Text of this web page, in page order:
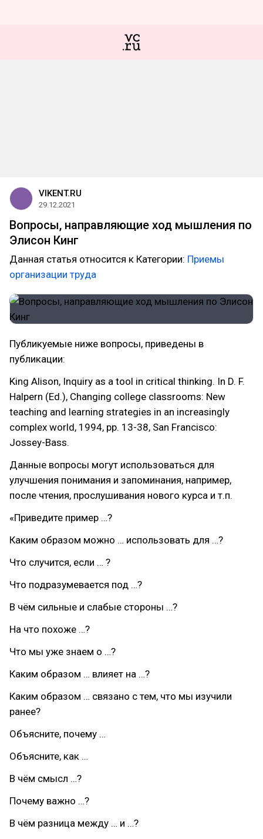
VIKENT.RU
29.12.2021
Вопросы, направляющие ход мышления по
Элисон Кинг
Данная статья относится к Категории: Приемы
организации труда
Публикуемые ниже вопросы, приведены в
публикации:
King Alison, Inquiry as a tool in critical thinking. In D. F.
Halpern (Ed.), Changing college classrooms: New
teaching and learning strategies in an increasingly
complex world, 1994, pp. 13-38, San Francisco:
Jossey-Bass.
Данные вопросы могут использоваться для
улучшения понимания и запоминания, например,
после чтения, прослушивания нового курса и т.п.
«Приведите пример …?
Каким образом можно … использовать для …?
Что случится, если … ?
Что подразумевается под …?
В чём сильные и слабые стороны …?
На что похоже …?
Что мы уже знаем о …?
Каким образом … влияет на …?
Каким образом … связано с тем, что мы изучили
ранее?
Объясните, почему …
Объясните, как …
В чём смысл …?
Почему важно …?
В чём разница между … и …?